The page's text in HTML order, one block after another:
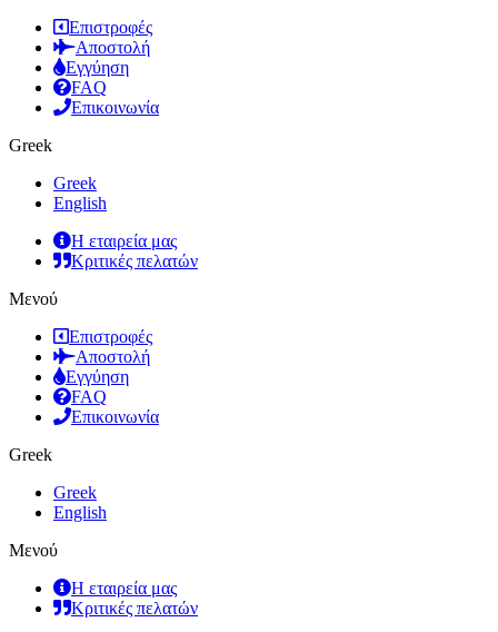
Επιστροφές
Αποστολή
Εγγύηση
FAQ
Επικοινωνία
Greek
Greek
English
Η εταιρεία μας
Κριτικές πελατών
Μενού
Επιστροφές
Αποστολή
Εγγύηση
FAQ
Επικοινωνία
Greek
Greek
English
Μενού
Η εταιρεία μας
Κριτικές πελατών